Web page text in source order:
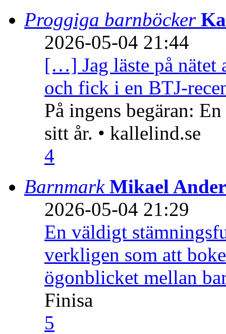
Proggiga barnböcker
2026-05-04 21:44
[…] Jag läste på nätet
och fick i en BTJ-
På ingens begäran:
sitt år. • kallelind.se
4
Barnmark Mikael
2026-05-04 21:29
En väldigt
verkligen som att
ögonblicket mellan
Finisa
5